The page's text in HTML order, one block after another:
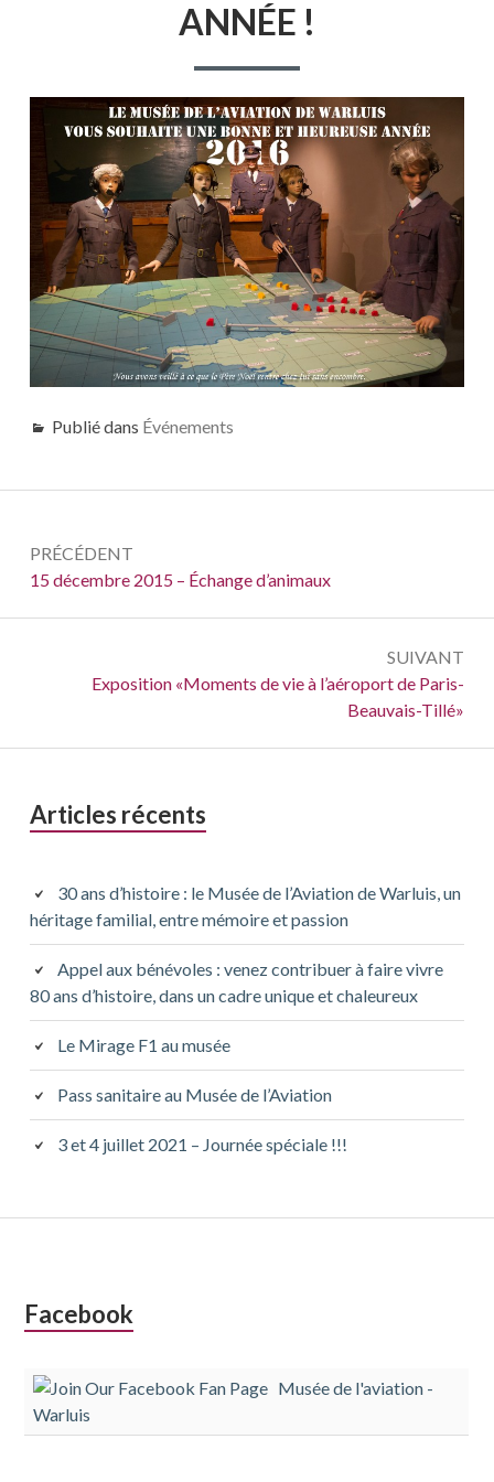
ANNÉE !
Publié dans Événements
de
l’article
PRÉCÉDENT
Précédent :
15 décembre 2015 – Échange d’animaux
SUIVANT
Suivant :
Exposition «Moments de vie à l’aéroport de Paris-
Beauvais-Tillé»
Barre
principale
Articles récents
30 ans d’histoire : le Musée de l’Aviation de Warluis, un
héritage familial, entre mémoire et passion
Appel aux bénévoles : venez contribuer à faire vivre
80 ans d’histoire, dans un cadre unique et chaleureux
Le Mirage F1 au musée
Pass sanitaire au Musée de l’Aviation
3 et 4 juillet 2021 – Journée spéciale !!!
Colonne
subsidiaire
Facebook
Musée de l'aviation -
Warluis